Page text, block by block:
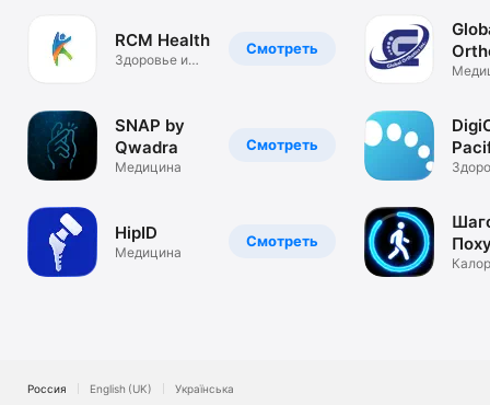
Смотреть
RCM Health
Здоровье и
Смотреть
SNAP by
Qwadra
Медицина
Смотреть
HipID
Медицина
и
Россия English (UK) Українська